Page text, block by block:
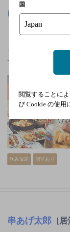
にわ・とりの
っております。
す。
飲み放題 個室あり
串あげ太郎 [居
国
閲覧することによ
び Cookie の使用